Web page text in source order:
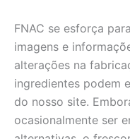
FNAC se esforça
imagens e
alterações na
ingredientes podem
do nosso site.
ocasionalmente ser